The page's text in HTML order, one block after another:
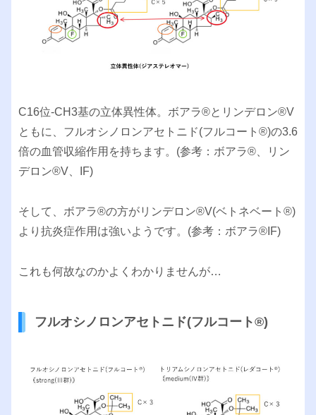
C16位-CH3基の立体異性体。ボアラ®︎とリンデロン®︎V
ともに、フルオシノロンアセトニド(フルコート®︎)の3.6
倍の血管収縮作用を持ちます。(参考：ボアラ®︎、リン
デロン®︎V、IF)
そして、ボアラ®︎の方がリンデロン®︎V(ベトネベート®︎)
より抗炎症作用は強いようです。(参考：ボアラ®︎IF)
これも何故なのかよくわかりませんが…
フルオシノロンアセトニド(フルコート®︎)